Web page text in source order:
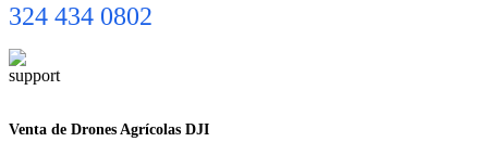
324 434 0802
Venta de Drones Agrícolas DJI